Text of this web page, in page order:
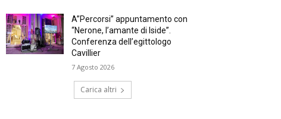
A”Percorsi” appuntamento con
“Nerone, l’amante di Iside”.
Conferenza dell’egittologo
Cavillier
7 Agosto 2026
Carica altri